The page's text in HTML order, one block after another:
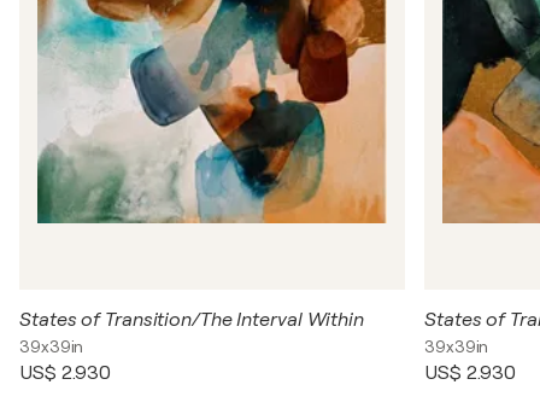
States of Transition/The Interval Within
39x39in
US$ 2.930
States of
39x39in
US$ 2.930